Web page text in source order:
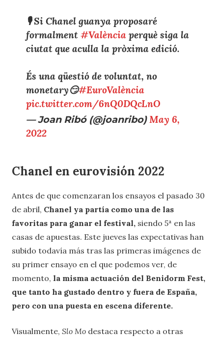
🎙 Si Chanel guanya proposaré
formalment #Valènciaperquè siga la
ciutat que aculla la pròxima edició.
És una qüestió de voluntat, no
monetary😏#EuroValència
pic.twitter.com/6nQ0DQcLnO
— Joan Ribó (@joanribo) May 6,
2022
Chanel en eurovisión 2022
Antes de que comenzaran los ensayos el pasado 30
de abril, Chanel ya partía como una de las
favoritas para ganar el festival, siendo 5ª en las
casas de apuestas. Este jueves las expectativas han
subido todavía más tras las primeras imágenes de
su primer ensayo en el que podemos ver, de
momento, la misma actuación del Benidorm Fest,
que tanto ha gustado dentro y fuera de España,
pero con una puesta en escena diferente.
Visualmente, Slo Mo destaca respecto a otras